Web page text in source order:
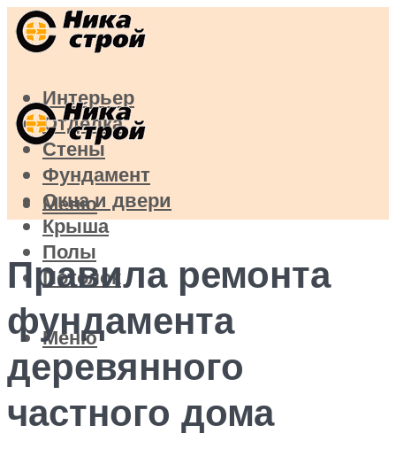
Интерьер
Отделка
Стены
Фундамент
Окна и двери
Крыша
Полы
Потолок
Меню
Меню
Правила ремонта
фундамента
деревянного
частного дома